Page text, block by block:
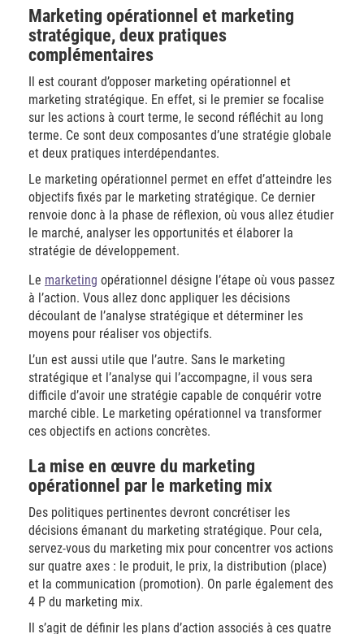
Marketing opérationnel et marketing
stratégique, deux pratiques
complémentaires
Il est courant d’opposer marketing opérationnel et
marketing stratégique. En effet, si le premier se focalise
sur les actions à court terme, le second réfléchit au long
terme. Ce sont deux composantes d’une stratégie globale
et deux pratiques interdépendantes.
Le marketing opérationnel permet en effet d’atteindre les
objectifs fixés par le marketing stratégique. Ce dernier
renvoie donc à la phase de réflexion, où vous allez étudier
le marché, analyser les opportunités et élaborer la
stratégie de développement.
Le marketing opérationnel désigne l’étape où vous passez
à l’action. Vous allez donc appliquer les décisions
découlant de l’analyse stratégique et déterminer les
moyens pour réaliser vos objectifs.
L’un est aussi utile que l’autre. Sans le marketing
stratégique et l’analyse qui l’accompagne, il vous sera
difficile d’avoir une stratégie capable de conquérir votre
marché cible. Le marketing opérationnel va transformer
ces objectifs en actions concrètes.
La mise en œuvre du marketing
opérationnel par le marketing mix
Des politiques pertinentes devront concrétiser les
décisions émanant du marketing stratégique. Pour cela,
servez-vous du marketing mix pour concentrer vos actions
sur quatre axes : le produit, le prix, la distribution (place)
et la communication (promotion). On parle également des
4 P du marketing mix.
Il s’agit de définir les plans d’action associés à ces quatre